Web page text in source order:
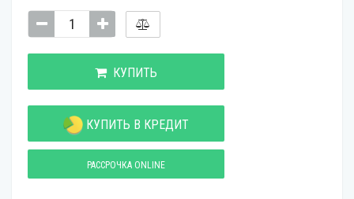
КУПИТЬ
КУПИТЬ В КРЕДИТ
РАССРОЧКА ONLINE